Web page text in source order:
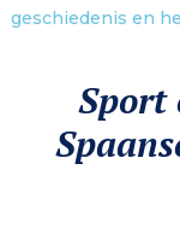
geschiedenis en
Sport